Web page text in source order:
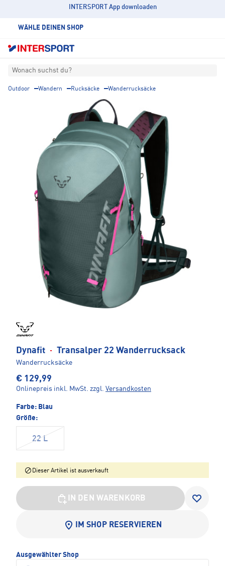
INTERSPORT App downloaden
WÄHLE DEINEN SHOP
Wonach suchst du?
Outdoor Wandern Rucksäcke Wanderrucksäcke
Dynafit · Transalper 22 Wanderrucksack
Wanderrucksäcke
€ 129,99
Onlinepreis inkl. MwSt. zzgl. Versandkosten
Farbe: Blau
Größe:
22 L
Dieser Artikel ist ausverkauft
IN DEN WARENKORB
IM SHOP RESERVIEREN
Ausgewählter Shop